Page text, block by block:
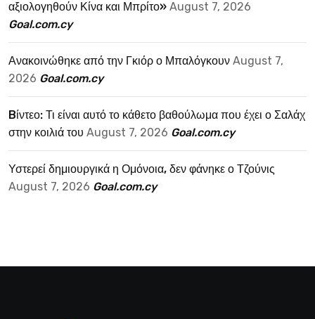
αξιολογηθούν Κίνα και Μπρίτο» August 7, 2026
Goal.com.cy
Ανακοινώθηκε από την Γκιόρ ο Μπαλόγκουν August 7,
2026 Goal.com.cy
Bίντεο: Τι είναι αυτό το κάθετο βαθούλωμα που έχει ο Σαλάχ
στην κοιλιά του August 7, 2026 Goal.com.cy
Υστερεί δημιουργικά η Ομόνοια, δεν φάνηκε ο Τζούνις
August 7, 2026 Goal.com.cy